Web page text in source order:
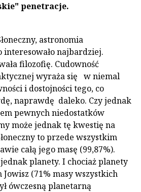
penetracje.
astronomia
interesowało najbardziej.
filozofię. Cudowność
wyraża się w niemal
i dostojności tego, co
naprawdę daleko. Czy jednak
pewnych niedostatków
może jednak tę kwestię na
to przede wszystkim
całą jego masę (99,87%).
jednak planety. I chociaż planety
(71% masy wszystkich
ówczesną planetarną